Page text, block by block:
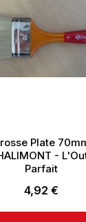
Plate
-
Parfait
Prix
4,92 €